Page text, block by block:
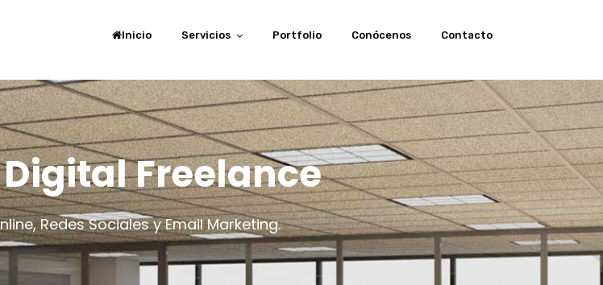
Inicio Servicios Portfolio Conócenos Contacto
Freelance
Redes Sociales y Email Marketing.